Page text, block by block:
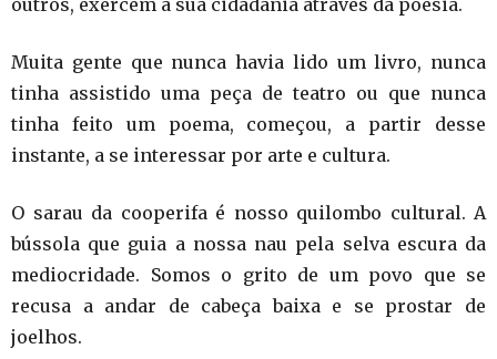
outros, exercem a sua cidadania através da poesia.
Muita gente que nunca havia lido um livro, nunca
tinha assistido uma peça de teatro ou que nunca
tinha feito um poema, começou, a partir desse
instante, a se interessar por arte e cultura.
O sarau da cooperifa é nosso quilombo cultural. A
bússola que guia a nossa nau pela selva escura da
mediocridade. Somos o grito de um povo que se
recusa a andar de cabeça baixa e se prostar de
joelhos.